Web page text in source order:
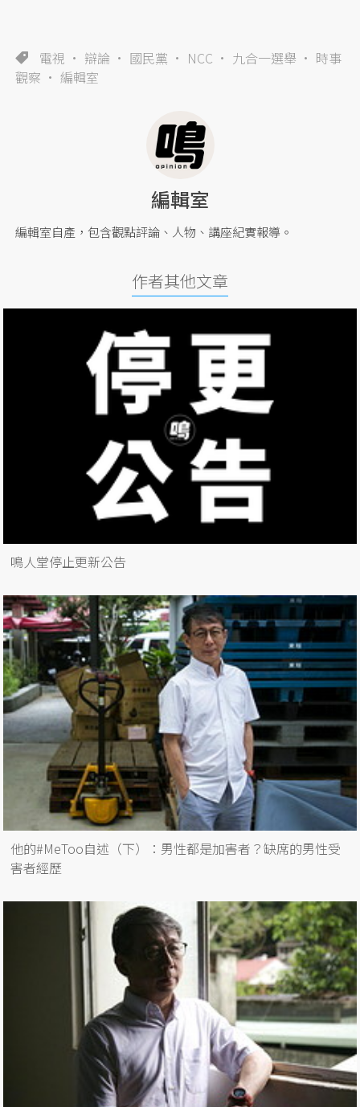
電視 辯論 國民黨 NCC 九合一選舉
時事
觀察
編輯室
編輯室
編輯室自產，包含觀點評論、人物、講座紀實報導。
作者其他文章
鳴人堂停止更新公告
他的#MeToo自述（下）：男性都是加害者？缺席的男性受
害者經歷